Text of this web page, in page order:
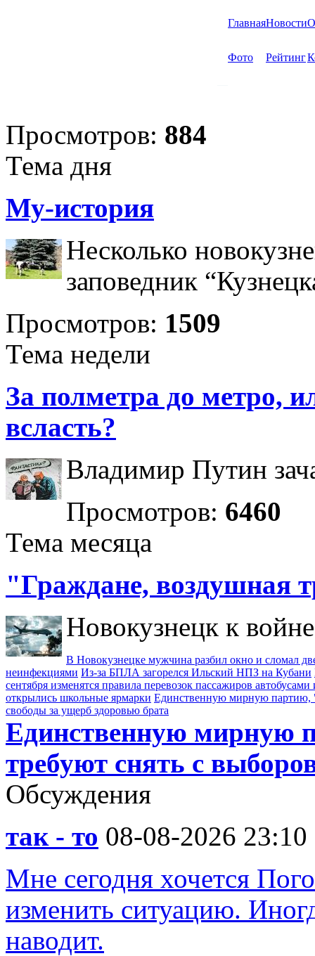
ГлавнаяНовости
Фото Рейтинг
Просмотров: 884
Тема дня
Му-история
Несколько
заповедник
Просмотров: 1509
Тема недели
За полметра до метро,
всласть?
Владимир Путин
Просмотров: 6460
Тема месяца
"Граждане, воздушная
Новокузнецк к
В Новокузнецке мужчина разбил окно и сломал
неинфекциями Из-за БПЛА загорелся Ильский НПЗ на Кубани
сентября изменятся правила перевозок пассажиров автобусами
открылись школьные ярмарки Единственную мирную партию,
свободы за ущерб здоровью брата
Единственную мирную
требуют снять с
Обсуждения
так - то 08-08-2026 23:10
Мне сегодня хочется
изменить ситуацию.
наводит.